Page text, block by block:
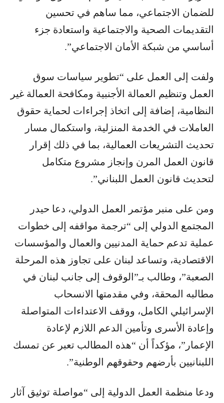
للضمان الاجتماعي، مما ساهم في تحسين
التقديمات الصحية والاجتماعية واستعادة جزء
أساسي من شبكة الأمان الاجتماعي”.
ولفت إلى العمل على “تطوير سياسات سوق
العمل وتنظيم العمالة الأجنبية ومكافحة العمالة غير
النظامية، إضافة إلى اتخاذ إجراءات لحماية حقوق
العاملات في الخدمة المنزلية، واستكمال مسار
تحديث التشريعات العمالية، بما في ذلك إقرار
قانون العمل المرن وإنجاز مشروع متكامل
لتحديث قانون العمل اللبناني”.
ومن على منبر مؤتمر العمل الدولي، دعا حيدر
المجتمع الدولي إلى “ترجمة مواقفه إلى خطوات
عملية تدعم حماية المدنيين والعمال والمؤسسات
الاقتصادية، وتساعد لبنان على تجاوز هذه المرحلة
الصعبة”، وطالب بـ”الوقوف إلى جانب لبنان في
مطالبه المحقة، وفي مقدمتها الانسحاب
الإسرائيلي الكامل، ووقف الاعتداءات المتواصلة
وإعادة الأسرى وتأمين الدعم اللازم لإعادة
الإعمار”، مؤكداً أن “هذه المطالب تعبر عن تمسك
اللبنانيين بأرضهم وحقوقهم الوطنية”.
ودعا منظمة العمل الدولية إلى “مواصلة توثيق آثار